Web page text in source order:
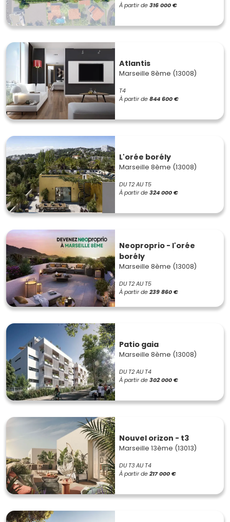
À partir de316 000 €
Atlantis
Marseille 8ème (13008)
T4
À partir de844 600 €
L'orée borély
Marseille 8ème (13008)
DU T2 AU T5
À partir de324 000 €
Neoproprio - l'orée
borély
Marseille 8ème (13008)
DU T2 AU T5
À partir de239 860 €
Patio gaia
Marseille 8ème (13008)
DU T2 AU T4
À partir de302 000 €
Nouvel orizon - t3
Marseille 13ème (13013)
DU T3 AU T4
À partir de217 000 €